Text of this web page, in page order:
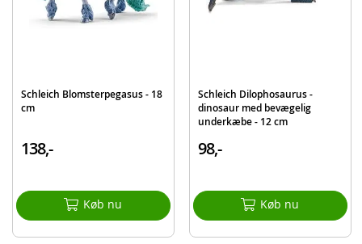
1 Schleich regnbueenhjørning
Produktdetaljer
EAN 4055744020421
Schleich Blomsterpegasus - 18
cm
138,-
Køb nu
Schleich Dilophosaurus -
dinosaur med bevægelig
underkæbe - 12 cm
98,-
Køb nu